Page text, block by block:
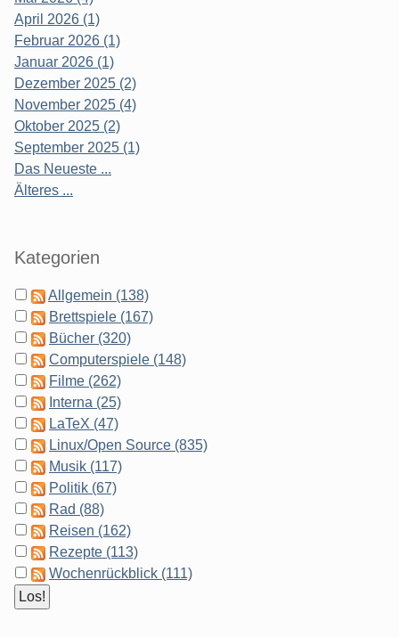
April 2026 (1)
Februar 2026 (1)
Januar 2026 (1)
Dezember 2025 (2)
November 2025 (4)
Oktober 2025 (2)
September 2025 (1)
Das Neueste ...
Älteres ...
Kategorien
Allgemein (138)
Brettspiele (167)
Bücher (320)
Computerspiele (148)
Filme (262)
Interna (25)
LaTeX (47)
Linux/Open Source (835)
Musik (117)
Politik (67)
Rad (88)
Reisen (162)
Rezepte (113)
Wochenrückblick (111)